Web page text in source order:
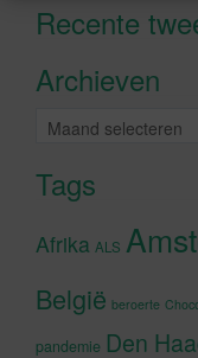
Recente Klik
Archieven
Archieven
Tags
Afrika ALS
België beroerte
pandemie Den